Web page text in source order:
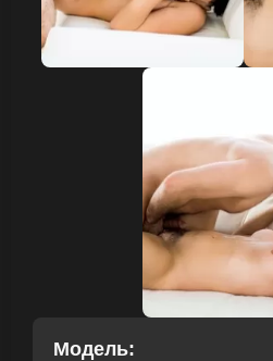
Модель: